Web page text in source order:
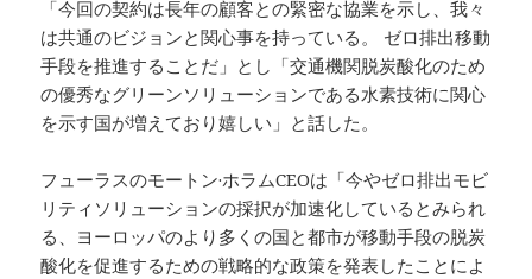
「今回の契約は長年の顧客との緊密な協業を示し、我々
は共通のビジョンと関心事を持っている。 ゼロ排出移動
手段を推進することだ」とし「交通機関脱炭酸化のため
の優秀なグリーンソリューションである水素技術に関心
を示す国が増えており嬉しい」と話した。
フューラスのモートン·ホラムCEOは「今やゼロ排出モビ
リティソリューションの採択が加速化しているとみられ
る、ヨーロッパのより多くの国と都市が移動手段の脱炭
酸化を促進するための戦略的な政策を発表したことによ